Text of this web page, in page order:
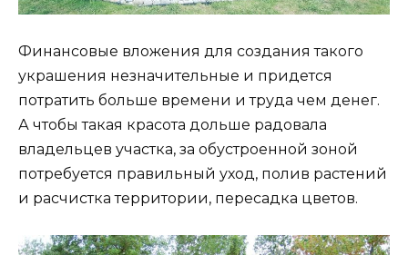
Финансовые вложения для создания такого
украшения незначительные и придется
потратить больше времени и труда чем денег.
А чтобы такая красота дольше радовала
владельцев участка, за обустроенной зоной
потребуется правильный уход, полив растений
и расчистка территории, пересадка цветов.